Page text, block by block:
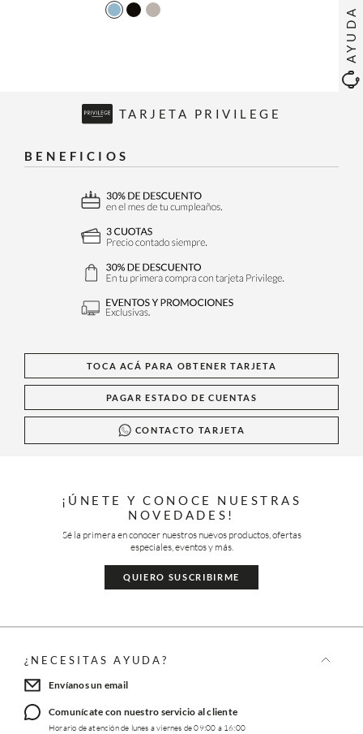
AYUDA
TARJETA PRIVILEGE
BENEFICIOS
TOCA ACÁ PARA OBTENER TARJETA
PAGAR ESTADO DE CUENTAS
CONTACTO TARJETA
¡ÚNETE Y CONOCE NUESTRAS
NOVEDADES!
Sé la primera en conocer nuestros nuevos productos, ofertas
especiales, eventos y más.
QUIERO SUSCRIBIRME
¿NECESITAS AYUDA?
Envíanos un email
Comunícate con nuestro servicio al cliente
Horario de atención de lunes a viernes de 09:00 a 16:00